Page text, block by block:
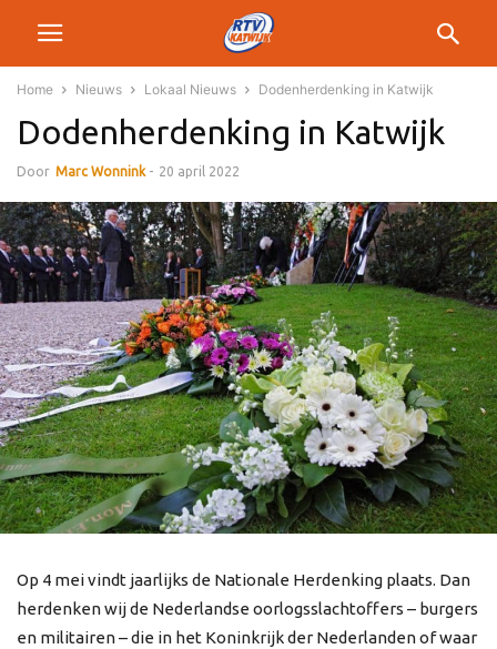
Home Nieuws Lokaal Nieuws Dodenherdenking in Katwijk
Dodenherdenking in Katwijk
Door Marc Wonnink - 20 april 2022
Op 4 mei vindt jaarlijks de Nationale Herdenking plaats. Dan
herdenken wij de Nederlandse oorlogsslachtoffers – burgers
en militairen – die in het Koninkrijk der Nederlanden of waar